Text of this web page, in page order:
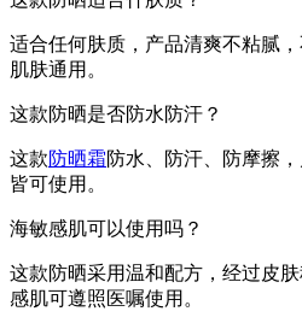
适合任何肤质，产品清爽不粘腻
肌肤通用。
这款防晒是否防水防汗？
这款防晒霜防水、防汗、防摩擦
皆可使用。
海敏感肌可以使用吗？
这款防晒采用温和配方，经过皮
感肌可遵照医嘱使用。